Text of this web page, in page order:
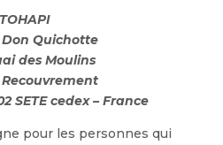
TOHAPI
Don Quichotte
des Moulins
Recouvrement
SETE cedex – France
pour les personnes qui